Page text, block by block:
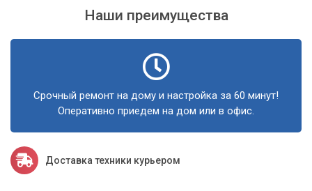
Наши преимущества
Срочный ремонт на дому и настройка за 60 минут!
Оперативно приедем на дом или в офис.
Доставка техники курьером